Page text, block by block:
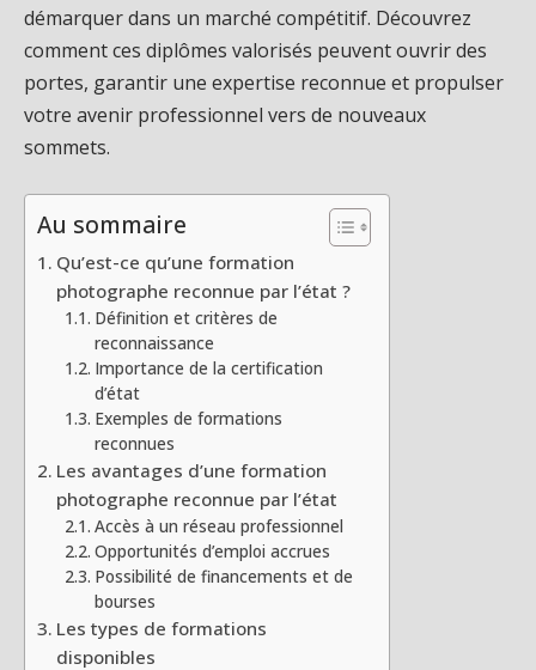
démarquer dans un marché compétitif. Découvrez
comment ces diplômes valorisés peuvent ouvrir des
portes, garantir une expertise reconnue et propulser
votre avenir professionnel vers de nouveaux
sommets.
Au sommaire
Qu’est-ce qu’une formation
photographe reconnue par l’état ?
Définition et critères de
reconnaissance
Importance de la certification
d’état
Exemples de formations
reconnues
Les avantages d’une formation
photographe reconnue par l’état
Accès à un réseau professionnel
Opportunités d’emploi accrues
Possibilité de financements et de
bourses
Les types de formations
disponibles